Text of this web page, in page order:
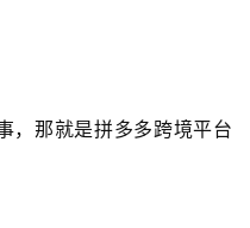
，那就是拼多多跨境平台